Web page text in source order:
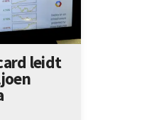
leidt